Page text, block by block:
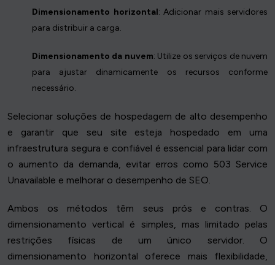
Dimensionamento horizontal: Adicionar mais servidores
para distribuir a carga.
Dimensionamento da nuvem: Utilize os serviços de nuvem
para ajustar dinamicamente os recursos conforme
necessário.
Selecionar soluções de hospedagem de alto desempenho
e garantir que seu site esteja hospedado em uma
infraestrutura segura e confiável é essencial para lidar com
o aumento da demanda, evitar erros como 503 Service
Unavailable e melhorar o desempenho de SEO.
Ambos os métodos têm seus prós e contras. O
dimensionamento vertical é simples, mas limitado pelas
restrições físicas de um único servidor. O
dimensionamento horizontal oferece mais flexibilidade,